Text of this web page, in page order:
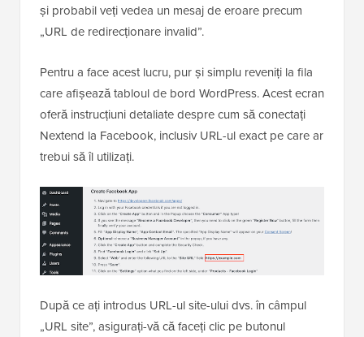
și probabil veți vedea un mesaj de eroare precum
„URL de redirecționare invalid”.
Pentru a face acest lucru, pur și simplu reveniți la fila
care afișează tabloul de bord WordPress. Acest ecran
oferă instrucțiuni detaliate despre cum să conectați
Nextend la Facebook, inclusiv URL-ul exact pe care ar
trebui să îl utilizați.
După ce ați introdus URL-ul site-ului dvs. în câmpul
„URL site”, asigurați-vă că faceți clic pe butonul